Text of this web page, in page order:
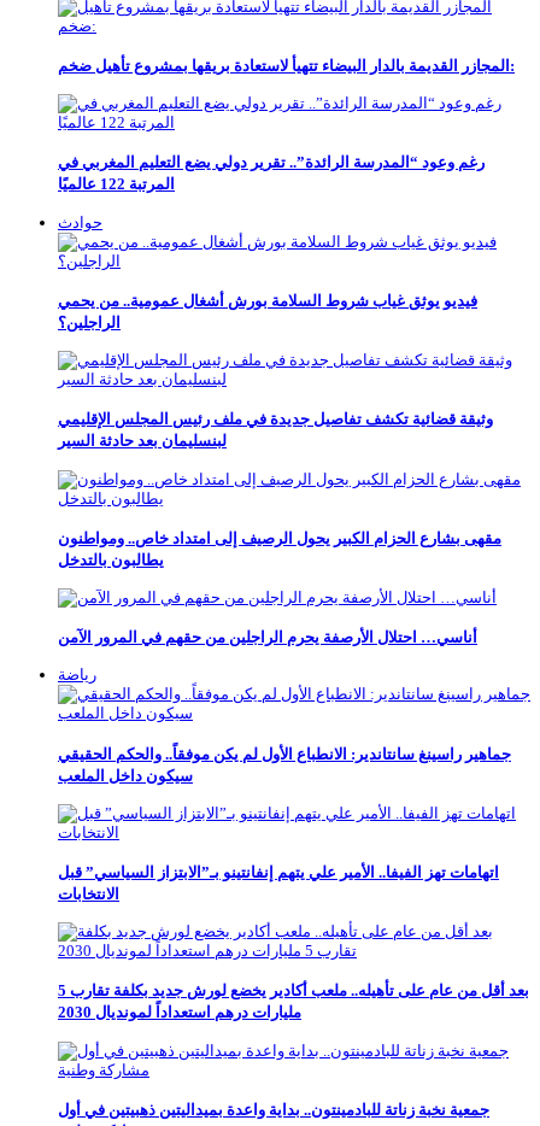
المجازر القديمة بالدار البيضاء تتهيأ لاستعادة بريقها بمشروع تأهيل ضخم:
رغم وعود “المدرسة الرائدة”.. تقرير دولي يضع التعليم المغربي في
المرتبة 122 عالميًا
حوادث
فيديو يوثق غياب شروط السلامة بورش أشغال عمومية.. من يحمي
الراجلين؟
وثيقة قضائية تكشف تفاصيل جديدة في ملف رئيس المجلس الإقليمي
لبنسليمان بعد حادثة السير
مقهى بشارع الحزام الكبير يحول الرصيف إلى امتداد خاص.. ومواطنون
يطالبون بالتدخل
أناسي… احتلال الأرصفة يحرم الراجلين من حقهم في المرور الآمن
رياضة
جماهير راسينغ سانتاندير: الانطباع الأول لم يكن موفقاً.. والحكم الحقيقي
سيكون داخل الملعب
اتهامات تهز الفيفا.. الأمير علي يتهم إنفانتينو بـ”الابتزاز السياسي” قبل
الانتخابات
بعد أقل من عام على تأهيله.. ملعب أكادير يخضع لورش جديد بكلفة تقارب 5
مليارات درهم استعداداً لمونديال 2030
جمعية نخبة زناتة للبادمينتون.. بداية واعدة بميداليتين ذهبيتين في أول